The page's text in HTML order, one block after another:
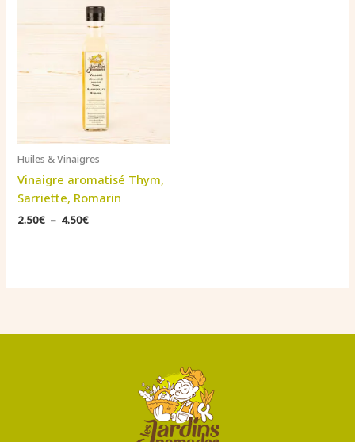
à
4.50€
Huiles & Vinaigres
Vinaigre aromatisé Thym,
Sarriette, Romarin
2.50€ – 4.50€Plage